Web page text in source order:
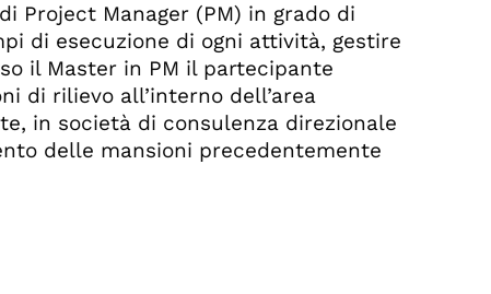
Project Manager (PM) in grado di
di esecuzione di ogni attività, gestire
il Master in PM il partecipante
di rilievo all’interno dell’area
in società di consulenza direzionale
delle mansioni precedentemente